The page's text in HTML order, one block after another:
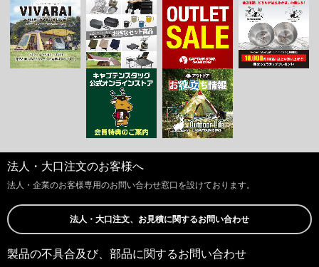
法人・大口注文のお客様へ
法人・企業のお客様専用のお問い合わせ窓口を設けております。
法人・大口注文、お見積に関するお問い合わせ
製品の不具合及び、部品に関するお問い合わせ